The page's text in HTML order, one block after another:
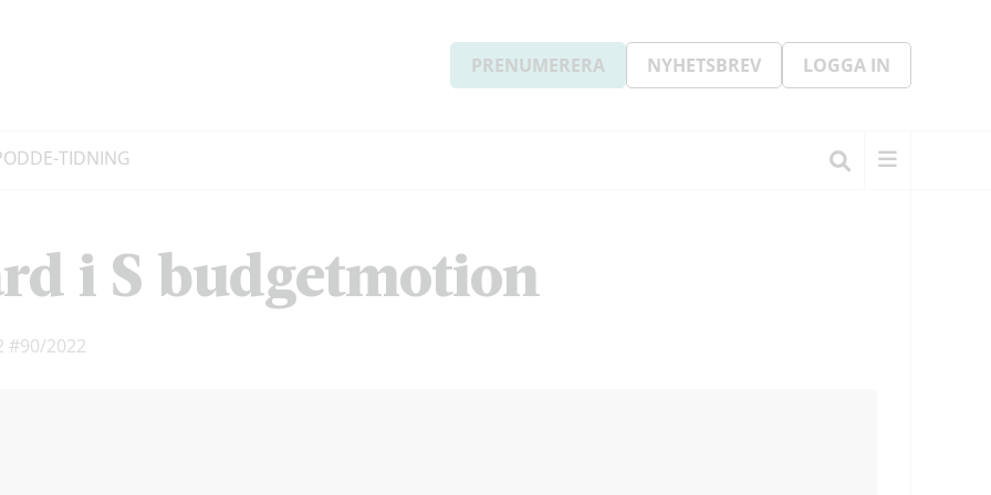
PRENUMERERA NYHETSBREV LOGGA IN
E-TIDNING
i S budgetmotion
#90/2022